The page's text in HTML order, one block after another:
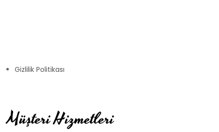
Gizlilik Politikası
Müşteri Hizmetleri